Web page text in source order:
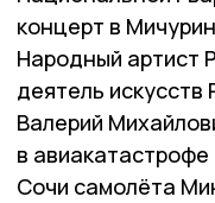
концерт в
Народный артист
деятель
Валерий
в
Сочи самолёта